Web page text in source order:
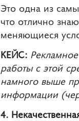
Это одна из
что отлично
меняющиеся
КЕЙС:
работы с этой
намного выше
информации
4.